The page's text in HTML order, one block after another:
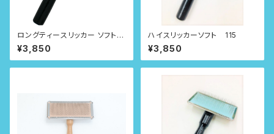
ロングティースリッカー ソフト 1
15
¥3,850
ハイスリッカーソフト 115
¥3,850